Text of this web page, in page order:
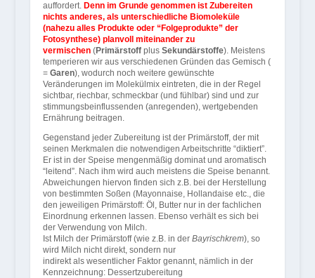
auffordert. Denn im Grunde genommen ist Zubereiten
nichts anderes, als unterschiedliche Biomoleküle
(nahezu alles Produkte oder “Folgeprodukte” der
Fotosynthese) planvoll miteinander zu
vermischen (Primärstoff plus Sekundärstoffe). Meistens
temperieren wir aus verschiedenen Gründen das Gemisch (
= Garen), wodurch noch weitere gewünschte
Veränderungen im Molekülmix eintreten, die in der Regel
sichtbar, riechbar, schmeckbar (und fühlbar) sind und zur
stimmungsbeinflussenden (anregenden), wertgebenden
Ernährung beitragen.
Gegenstand jeder Zubereitung ist der Primärstoff, der mit
seinen Merkmalen die notwendigen Arbeitschritte “diktiert”.
Er ist in der Speise mengenmäßig dominat und aromatisch
“leitend”. Nach ihm wird auch meistens die Speise benannt.
Abweichungen hiervon finden sich z.B. bei der Herstellung
von bestimmten Soßen (Mayonnaise, Hollandaise etc., die
den jeweiligen Primärstoff: Öl, Butter nur in der fachlichen
Einordnung erkennen lassen. Ebenso verhält es sich bei
der Verwendung von Milch.
Ist Milch der Primärstoff (wie z.B. in der Bayrischkrem), so
wird Milch nicht direkt, sondern nur
indirekt als wesentlicher Faktor genannt, nämlich in der
Kennzeichnung: Dessertzubereitung